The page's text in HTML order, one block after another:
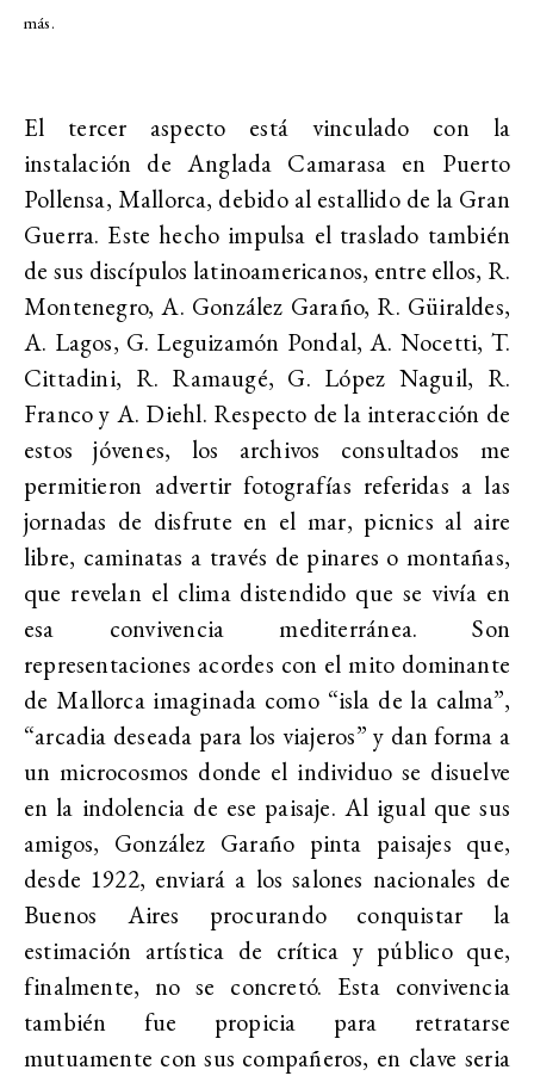
más.
El tercer aspecto está vinculado con la
instalación de Anglada Camarasa en Puerto
Pollensa, Mallorca, debido al estallido de la Gran
Guerra. Este hecho impulsa el traslado también
de sus discípulos latinoamericanos, entre ellos, R.
Montenegro, A. González Garaño, R. Güiraldes,
A. Lagos, G. Leguizamón Pondal, A. Nocetti, T.
Cittadini, R. Ramaugé, G. López Naguil, R.
Franco y A. Diehl. Respecto de la interacción de
estos jóvenes, los archivos consultados me
permitieron advertir fotografías referidas a las
jornadas de disfrute en el mar, picnics al aire
libre, caminatas a través de pinares o montañas,
que revelan el clima distendido que se vivía en
esa convivencia mediterránea. Son
representaciones acordes con el mito dominante
de Mallorca imaginada como “isla de la calma”,
“arcadia deseada para los viajeros” y dan forma a
un microcosmos donde el individuo se disuelve
en la indolencia de ese paisaje. Al igual que sus
amigos, González Garaño pinta paisajes que,
desde 1922, enviará a los salones nacionales de
Buenos Aires procurando conquistar la
estimación artística de crítica y público que,
finalmente, no se concretó. Esta convivencia
también fue propicia para retratarse
mutuamente con sus compañeros, en clave seria